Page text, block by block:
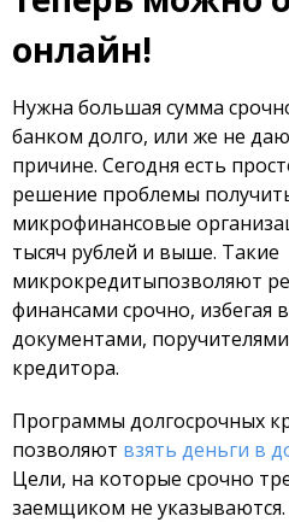
онлайн!
Нужна большая сумма
банком долго, или же не
причине. Сегодня есть
решение проблемы
микрофинансовые
тысяч рублей и выше. Такие
микрокредитыпозволяют
финансами срочно, избегая
документами,
кредитора.
Программы долгосрочных
позволяют взять деньги в
Цели, на которые срочно
заемщиком не